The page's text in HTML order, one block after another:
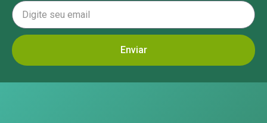
Enviar